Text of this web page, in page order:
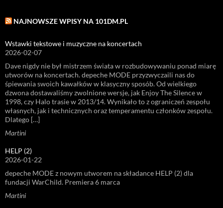
NAJNOWSZE WPISY NA 101DM.PL
Wstawki tekstowe i muzyczne na koncertach
2026-02-07
Dave nigdy nie był mistrzem świata w rozbudowywaniu ponad miarę
utworów na koncertach. depeche MODE przyzwyczaili nas do
śpiewania swoich kawałków w klasyczny sposób. Od wielkiego
dzwona dostawaliśmy zwolnione wersje, jak Enjoy The Silence w
1998, czy Halo trasie w 2013/14. Wynikało to z ograniczeń zespołu
własnych, jak i technicznych oraz temperamentu członków zespołu.
Dlatego […]
Martini
HELP (2)
2026-01-22
depeche MODE z nowym utworem na składance HELP (2) dla
fundacji WarChild. Premiera 6 marca
Martini